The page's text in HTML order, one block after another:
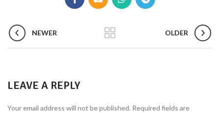
NEWER OLDER
LEAVE A REPLY
Your email address will not be published. Required fields are